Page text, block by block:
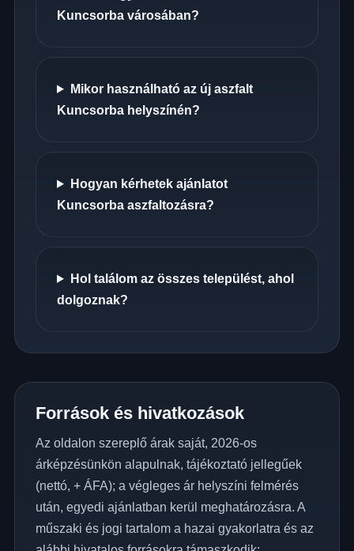
Kuncsorba városában?
Mikor használható az új aszfalt
Kuncsorba helyszínén?
Hogyan kérhetek ajánlatot
Kuncsorba aszfaltozásra?
Hol találom az összes települést, ahol
dolgoznak?
Források és hivatkozások
Az oldalon szereplő árak saját, 2026-os
árképzésünkön alapulnak, tájékoztató jellegűek
(nettó, + ÁFA); a végleges ár helyszíni felmérés
után, egyedi ajánlatban kerül meghatározásra. A
műszaki és jogi tartalom a hazai gyakorlatra és az